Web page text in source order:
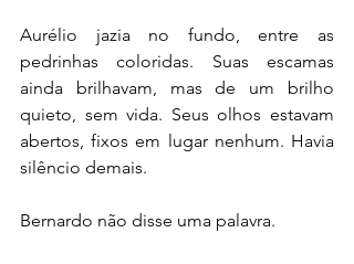
Aurélio jazia no fundo, entre as
pedrinhas coloridas. Suas escamas
ainda brilhavam, mas de um brilho
quieto, sem vida. Seus olhos estavam
abertos, fixos em lugar nenhum. Havia
silêncio demais.
Bernardo não disse uma palavra.